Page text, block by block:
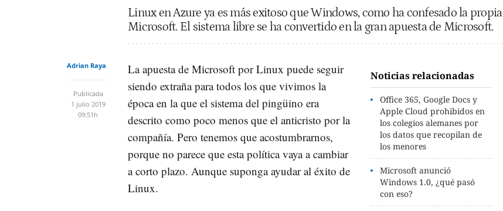
Linux en Azure ya es más exitoso que Windows, como ha confesado la propia
Microsoft. El sistema libre se ha convertido en la gran apuesta de Microsoft.
Adrian Raya
Publicada
1 julio 2019
09:51h
Noticias relacionadas
Office 365, Google Docs y
Apple Cloud prohibidos en
los colegios alemanes por
los datos que recopilan de
los menores
Microsoft anunció
Windows 1.0, ¿qué pasó
con eso?
La apuesta de Microsoft por Linux puede seguir
siendo extraña para todos los que vivimos la
época en la que el sistema del pingüino era
descrito como poco menos que el anticristo por la
compañía. Pero tenemos que acostumbrarnos,
porque no parece que esta política vaya a cambiar
a corto plazo. Aunque suponga ayudar al éxito de
Linux.